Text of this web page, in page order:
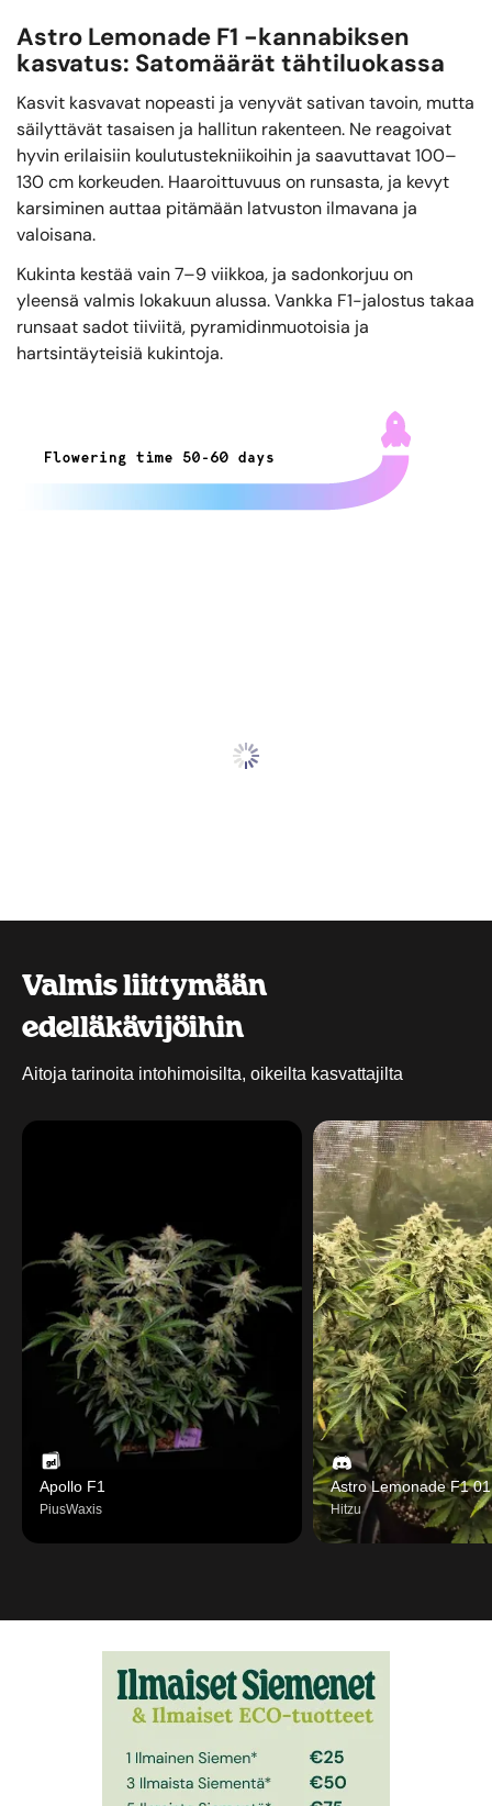
Astro Lemonade F1 -kannabiksen
kasvatus: Satomäärät tähtiluokassa
Kasvit kasvavat nopeasti ja venyvät sativan tavoin, mutta
säilyttävät tasaisen ja hallitun rakenteen. Ne reagoivat
hyvin erilaisiin koulutustekniikoihin ja saavuttavat 100–
130 cm korkeuden. Haaroittuvuus on runsasta, ja kevyt
karsiminen auttaa pitämään latvuston ilmavana ja
valoisana.
Kukinta kestää vain 7–9 viikkoa, ja sadonkorjuu on
yleensä valmis lokakuun alussa. Vankka F1-jalostus takaa
runsaat sadot tiiviitä, pyramidinmuotoisia ja
hartsintäyteisiä kukintoja.
Valmis liittymään
edelläkävijöihin
Aitoja tarinoita intohimoisilta, oikeilta kasvattajilta
Apollo F1
PiusWaxis
Astro Lemonade F1 01
Hitzu